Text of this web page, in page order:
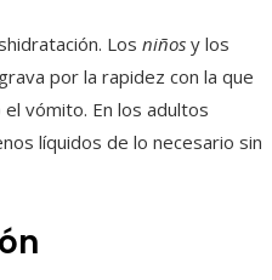
Los niños y los
por la rapidez con la que
vómito. En los adultos
líquidos de lo necesario sin